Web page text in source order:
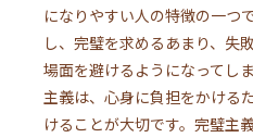
になりやすい人の特徴の一つ
し、完璧を求めるあまり、失
場面を避けるようになってし
主義は、心身に負担をかける
けることが大切です。完璧主